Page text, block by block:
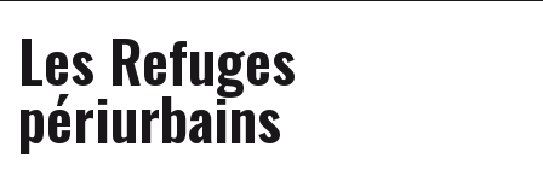
Les Refuges
périurbains